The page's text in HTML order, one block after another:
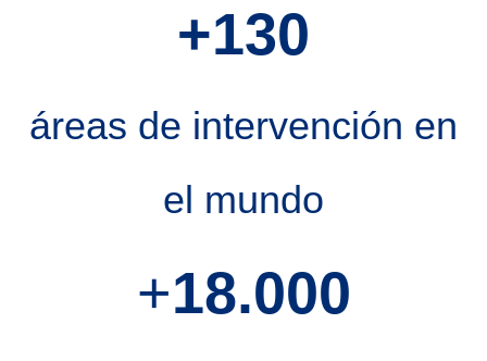
+130
áreas de intervención en
el mundo
+18.000